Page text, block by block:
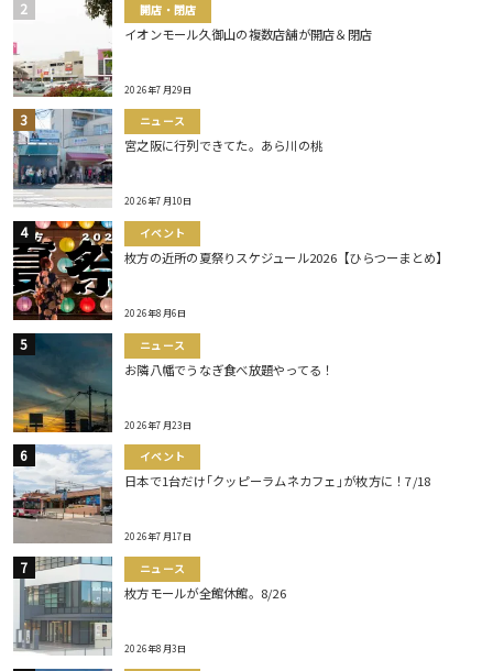
開店・閉店
イオンモール久御山の複数店舗が開店＆閉店
2026年7月29日
ニュース
宮之阪に行列できてた。あら川の桃
2026年7月10日
イベント
枚方の近所の夏祭りスケジュール2026【ひらつーまとめ】
2026年8月6日
ニュース
お隣八幡でうなぎ食べ放題やってる！
2026年7月23日
イベント
日本で1台だけ｢クッピーラムネカフェ｣が枚方に！7/18
2026年7月17日
ニュース
枚方モールが全館休館。8/26
2026年8月3日